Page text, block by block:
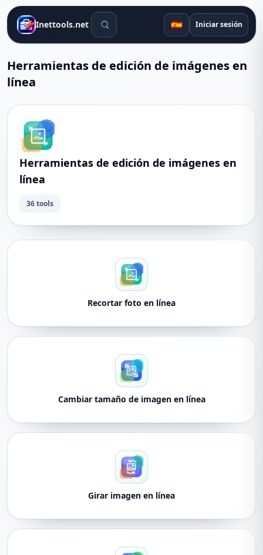
Inettools.net Herramientas de búsqueda
🇪🇸 Iniciar sesión
Herramientas de edición de imágenes en
línea
Herramientas de edición de imágenes en
línea
36 tools
Recortar foto en línea
Cambiar tamaño de imagen en línea
Girar imagen en línea